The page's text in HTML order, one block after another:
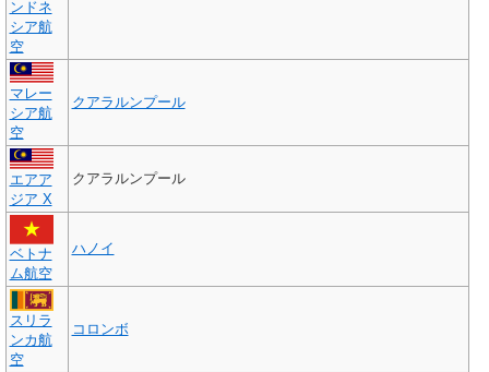
ンドネ
シア航
空
マレー
シア航
空
クアラルンプール
エアア
ジア X
クアラルンプール
ベトナ
ム航空
ハノイ
スリラ
ンカ航
空
コロンボ